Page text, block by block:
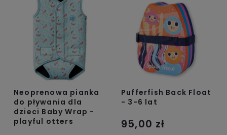
Neoprenowa pianka
do pływania dla
dzieci Baby Wrap -
playful otters
Pufferfish Back Float
- 3-6 lat
95,00 zł